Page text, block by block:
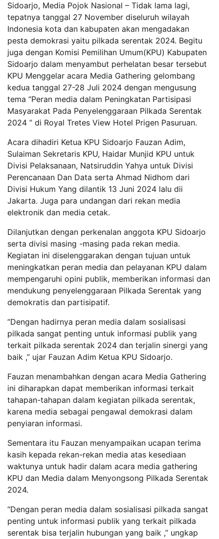
Sidoarjo, Media Pojok Nasional – Tidak lama lagi,
tepatnya tanggal 27 November diseluruh wilayah
Indonesia kota dan kabupaten akan mengadakan
pesta demokrasi yaitu pilkada serentak 2024. Begitu
juga dengan Komisi Pemilihan Umum(KPU) Kabupaten
Sidoarjo dalam menyambut perhelatan besar tersebut
KPU Menggelar acara Media Gathering gelombang
kedua tanggal 27-28 Juli 2024 dengan mengusung
tema “Peran media dalam Peningkatan Partisipasi
Masyarakat Pada Penyelenggaraan Pilkada Serentak
2024 ” di Royal Tretes View Hotel Prigen Pasuruan.
Acara dihadiri Ketua KPU Sidoarjo Fauzan Adim,
Sulaiman Sekretaris KPU, Haidar Munjid KPU untuk
Divisi Pelaksanaan, Natsiruddin Yahya untuk Divisi
Perencanaan Dan Data serta Ahmad Nidhom dari
Divisi Hukum Yang dilantik 13 Juni 2024 lalu dii
Jakarta. Juga para undangan dari rekan media
elektronik dan media cetak.
Dilanjutkan dengan perkenalan anggota KPU Sidoarjo
serta divisi masing -masing pada rekan media.
Kegiatan ini diselenggarakan dengan tujuan untuk
meningkatkan peran media dan pelayanan KPU dalam
mempengaruhi opini publik, memberikan informasi dan
mendukung penyelenggaraan Pilkada Serentak yang
demokratis dan partisipatif.
“Dengan hadirnya peran media dalam sosialisasi
pilkada sangat penting untuk informasi publik yang
terkait pilkada serentak 2024 dan terjalin sinergi yang
baik ,” ujar Fauzan Adim Ketua KPU Sidoarjo.
Fauzan menambahkan dengan acara Media Gathering
ini diharapkan dapat memberikan informasi terkait
tahapan-tahapan dalam kegiatan pilkada serentak,
karena media sebagai pengawal demokrasi dalam
penyiaran informasi.
Sementara itu Fauzan menyampaikan ucapan terima
kasih kepada rekan-rekan media atas kesediaan
waktunya untuk hadir dalam acara media gathering
KPU dan Media dalam Menyongsong Pilkada Serentak
2024.
“Dengan peran media dalam sosialisasi pilkada sangat
penting untuk informasi publik yang terkait pilkada
serentak bisa terjalin hubungan yang baik ,” ungkap